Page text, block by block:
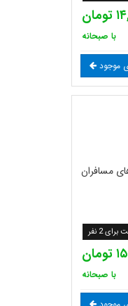
با صبحانه
موجود
مسافران
با صبحانه